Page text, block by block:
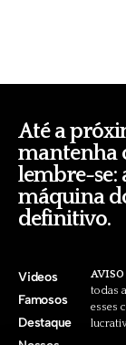
Até a
mantenha
lembre-se:
máquina
definitivo.
Videos
Famosos
Destaque
AVISO
todas
esses